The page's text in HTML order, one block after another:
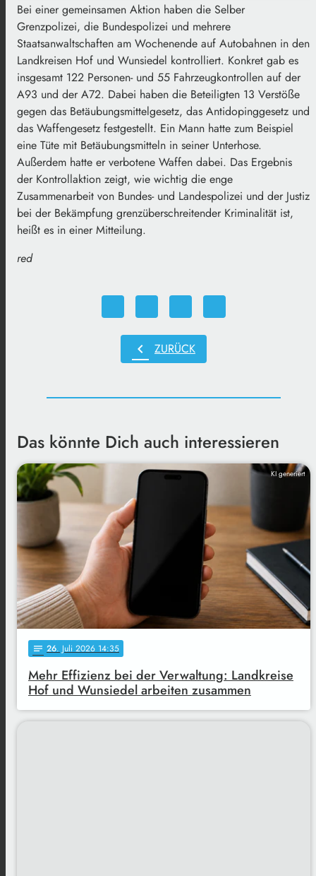
Bei einer gemeinsamen Aktion haben die Selber
Grenzpolizei, die Bundespolizei und mehrere
Staatsanwaltschaften am Wochenende auf Autobahnen in den
Landkreisen Hof und Wunsiedel kontrolliert. Konkret gab es
insgesamt 122 Personen- und 55 Fahrzeugkontrollen auf der
A93 und der A72. Dabei haben die Beteiligten 13 Verstöße
gegen das Betäubungsmittelgesetz, das Antidopinggesetz und
das Waffengesetz festgestellt. Ein Mann hatte zum Beispiel
eine Tüte mit Betäubungsmitteln in seiner Unterhose.
Außerdem hatte er verbotene Waffen dabei. Das Ergebnis
der Kontrollaktion zeigt, wie wichtig die enge
Zusammenarbeit von Bundes- und Landespolizei und der Justiz
bei der Bekämpfung grenzüberschreitender Kriminalität ist,
heißt es in einer Mitteilung.
red
chevron_left ZURÜCK
Das könnte Dich auch interessieren
KI generiert
notes 26. Juli 2026 14:35
Mehr Effizienz bei der Verwaltung: Landkreise
Hof und Wunsiedel arbeiten zusammen